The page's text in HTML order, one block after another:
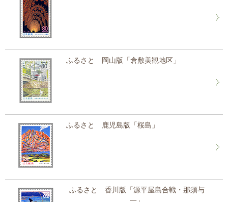
ふるさと 岡山版「倉敷美観地区」
ふるさと 鹿児島版「桜島」
ふるさと 香川版「源平屋島合戦・那須与